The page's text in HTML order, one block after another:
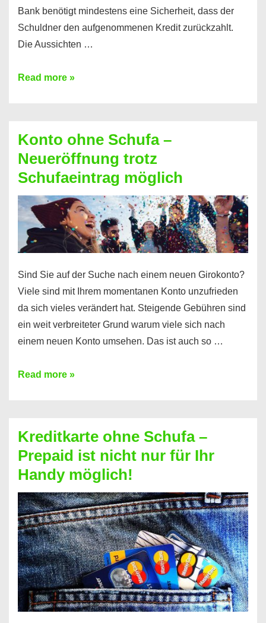
Bank benötigt mindestens eine Sicherheit, dass der
Schuldner den aufgenommenen Kredit zurückzahlt.
Die Aussichten …
Mit
Sie
einen
Kredit
ohne
Einkommensnachweis
Read more »
Konto ohne Schufa –
Neueröffnung trotz
Schufaeintrag möglich
Sind Sie auf der Suche nach einem neuen Girokonto?
Viele sind mit Ihrem momentanen Konto unzufrieden
da sich vieles verändert hat. Steigende Gebühren sind
ein weit verbreiteter Grund warum viele sich nach
einem neuen Konto umsehen. Das ist auch so …
Konto
Neueröffnung
trotz
Schufaeintrag
möglich
Read more »
Kreditkarte ohne Schufa –
Prepaid ist nicht nur für Ihr
Handy möglich!